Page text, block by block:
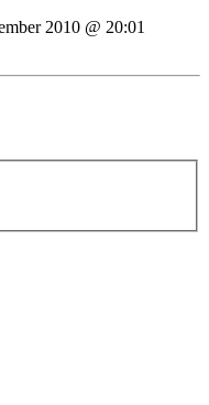
2010 @ 20:01